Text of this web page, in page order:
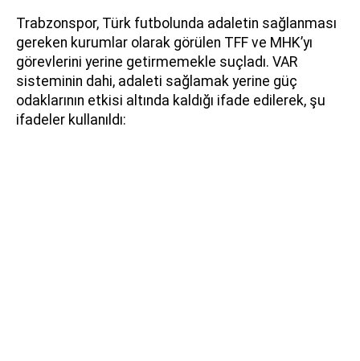
Trabzonspor, Türk futbolunda adaletin sağlanması
gereken kurumlar olarak görülen TFF ve MHK’yı
görevlerini yerine getirmemekle suçladı. VAR
sisteminin dahi, adaleti sağlamak yerine güç
odaklarının etkisi altında kaldığı ifade edilerek, şu
ifadeler kullanıldı: